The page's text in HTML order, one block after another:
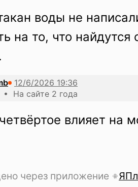
воды не
на то, что найдутся
На сайте 2 года
влияет на
через приложение